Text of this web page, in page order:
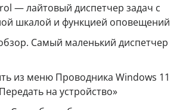
— лайтовый диспетчер задач с
шкалой и функцией оповещений
Самый маленький диспетчер
из меню Проводника Windows 11
на устройство»